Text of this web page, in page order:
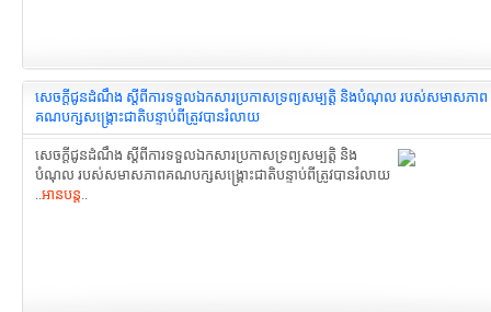
សេចក្តីជូនដំណឹង ស្ដីពីការទទួលឯកសារប្រកាស​ទ្រព្យសម្បត្តិ និងបំណុល របស់សមាសភាព
គណបក្ស​សង្រ្គោះជាតិបន្ទាប់​ពីត្រូវបានរំលាយ
សេចក្តីជូនដំណឹង ស្ដីពីការទទួលឯកសារប្រកាស​ទ្រព្យសម្បត្តិ និង
បំណុល របស់សមាសភាពគណបក្ស​សង្រ្គោះជាតិបន្ទាប់​ពីត្រូវបានរំលាយ
..អានបន្ត..